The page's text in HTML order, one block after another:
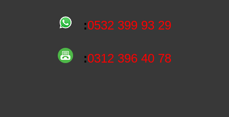
:0532 399 93 29
:0312 396 40 78